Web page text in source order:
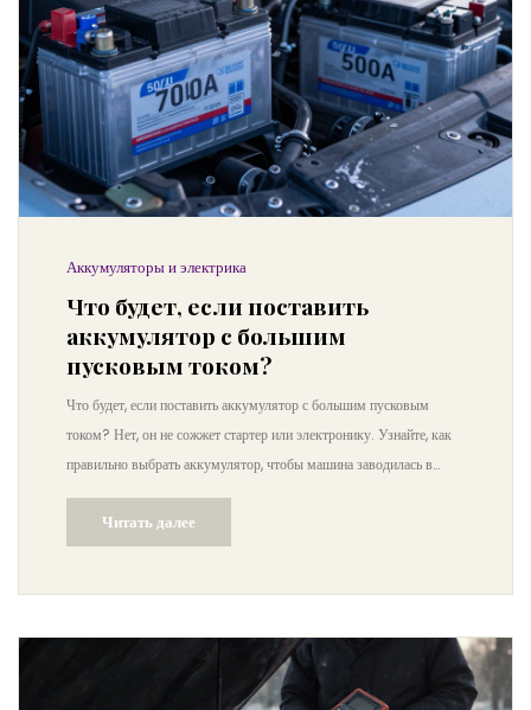
Аккумуляторы и электрика
Что будет, если поставить
аккумулятор с большим
пусковым током?
Что будет, если поставить аккумулятор с большим пусковым
током? Нет, он не сожжет стартер или электронику. Узнайте, как
правильно выбрать аккумулятор, чтобы машина заводилась в
мороз и служила дольше.
Читать далее